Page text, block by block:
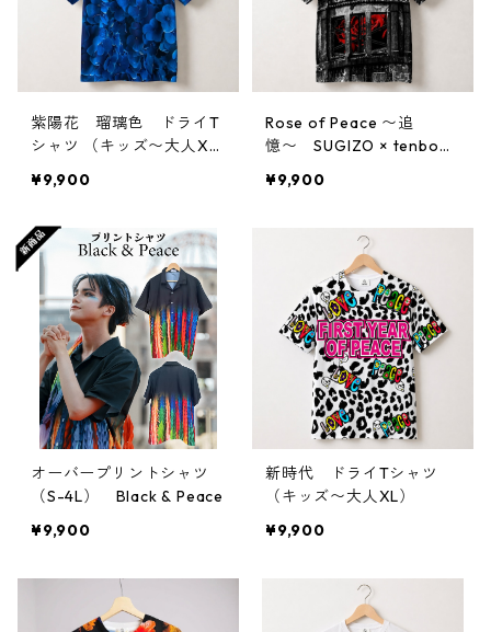
紫陽花 瑠璃色 ドライT
シャツ （キッズ〜大人X
¥9,900
Rose of Peace 〜追
憶〜 SUGIZO × tenbo
¥9,900
オーバープリントシャツ
（S-4L） Black & Peace
¥9,900
新時代 ドライTシャツ
（キッズ〜大人XL）
¥9,900